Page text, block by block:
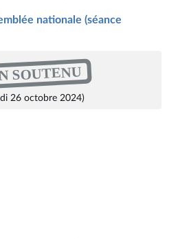
nationale (séance
SOUTENU
26 octobre 2024)